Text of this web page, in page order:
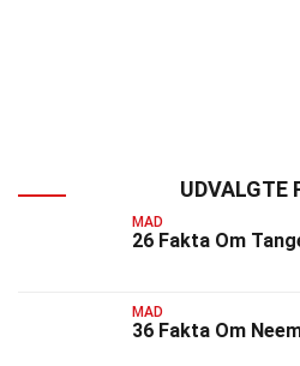
UDVALGTE
MAD
26 Fakta Om
MAD
36 Fakta Om